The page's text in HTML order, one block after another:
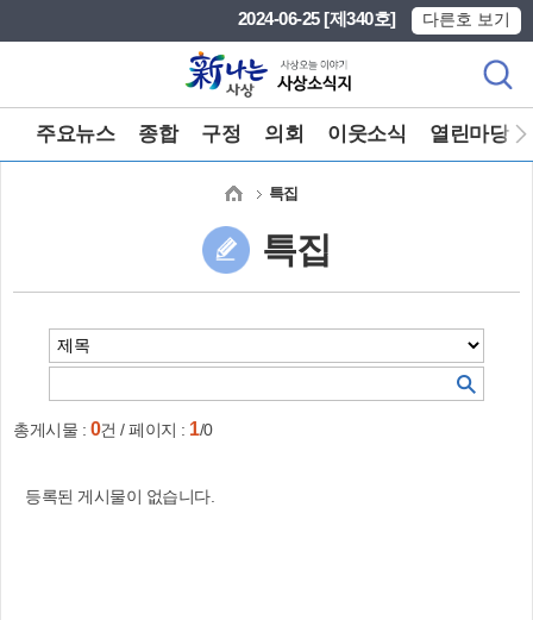
2024-06-25 [제340호] 다른호 보기
주요뉴스 종합 구정 의회 이웃소식 열린마당
특집
특집
총게시물 : 0건 / 페이지 : 1/0
등록된 게시물이 없습니다.